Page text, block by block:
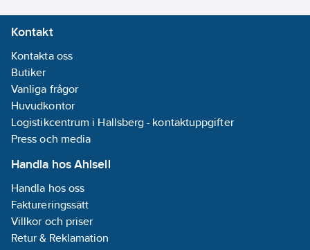
Kontakt
Kontakta oss
Butiker
Vanliga frågor
Huvudkontor
Logistikcentrum i Hallsberg - kontaktuppgifter
Press och media
Handla hos Ahlsell
Handla hos oss
Faktureringssätt
Villkor och priser
Retur & Reklamation